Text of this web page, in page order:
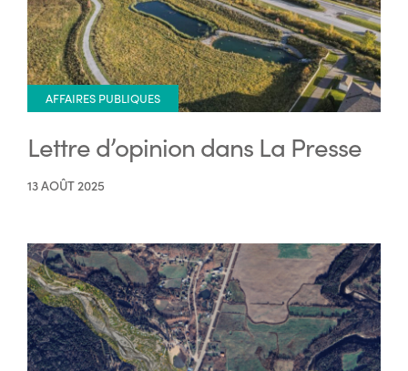
AFFAIRES PUBLIQUES
Lettre d’opinion dans La Presse
13 AOÛT 2025